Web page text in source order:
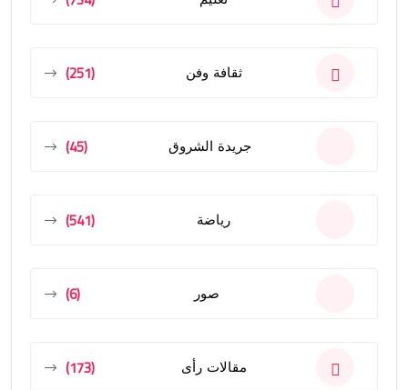
ثقافة وفن (251)
جريدة الشروق (45)
رياضة (541)
صور (6)
مقالات رأى (173)